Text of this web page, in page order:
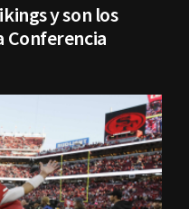
y son los
Conferencia